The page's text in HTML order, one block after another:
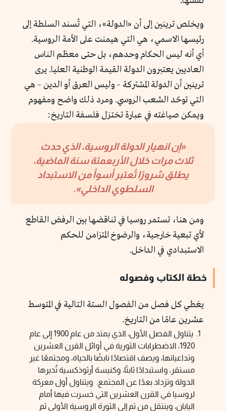
ويخلص ترينين إلى أن «الدولة»، التي تُسند السلطة إلى
رئيسها الاسمي، هي التي هيمنت على الأمة الروسية.
أي أنه ليس الحكام وحدهم، بل حتى معظم الناس
العاديين يعتبرون الدولة القيمة الوطنية العليا. يرى
ترينين أن الدولة المشتركة – وليس العرق أو الدين – هي
التي توحّد الشعب الروسي. ومرد ذلك واضح ومفهوم
ويمكن صياغته في عبارة تختزل فلسفة التاريخ:
«إن انهيار الدولة الروسية، الذي حدث
ثلاث مرات خلال الأربعمئة سنة الماضية،
يطلق شرورًا تُعتبر أسوأ من الاستبداد
السلطوي الداخلي».
ومن هنا، تستمر روسيا في تناقضها بين الرفض القاطع
لأي تبعية خارجية، والرضوخ المتزامن للحكم
الاستبدادي في الداخل.
خطة الكتاب وفصوله
يغطي كل فصل من الفصول الستة التالية في المتوسط
عشرين عامًا من التاريخ.
يتناول الفصل الأول، الذي يمتد من عام 1900 إلى عام
1920، الاضطرابات الثورية في أوائل القرن العشرين
وتداعياتها، ويصف اقتصادًا نابضًا بالحياة، ومجتمعًا غير
مستقر، واستبدادًا ثابتًا، وكنيسة أرثوذكسية تُديرها
الدولة وتزداد بعدًا عن المجتمع. ويتناول أول معركة
لروسيا في القرن العشرين التي خسرت فيها أمام
اليابان، وينتقل من ثم إلى الثورة الروسية الأولى ثم